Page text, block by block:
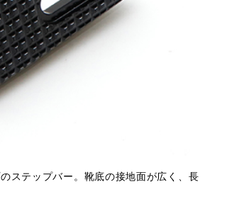
ステップバー。靴底の接地面が広く、長